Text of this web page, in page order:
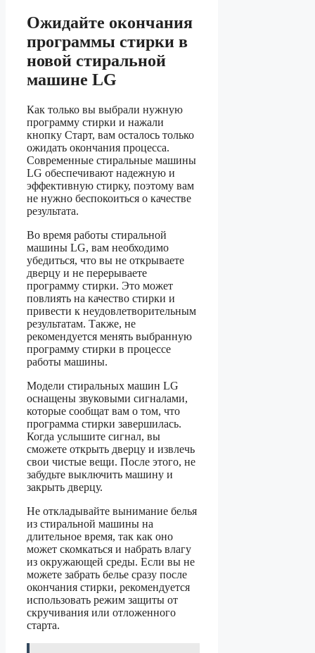
Ожидайте окончания
программы стирки в
новой стиральной
машине LG
Как только вы выбрали нужную
программу стирки и нажали
кнопку Старт, вам осталось только
ожидать окончания процесса.
Современные стиральные машины
LG обеспечивают надежную и
эффективную стирку, поэтому вам
не нужно беспокоиться о качестве
результата.
Во время работы стиральной
машины LG, вам необходимо
убедиться, что вы не открываете
дверцу и не перерываете
программу стирки. Это может
повлиять на качество стирки и
привести к неудовлетворительным
результатам. Также, не
рекомендуется менять выбранную
программу стирки в процессе
работы машины.
Модели стиральных машин LG
оснащены звуковыми сигналами,
которые сообщат вам о том, что
программа стирки завершилась.
Когда услышите сигнал, вы
сможете открыть дверцу и извлечь
свои чистые вещи. После этого, не
забудьте выключить машину и
закрыть дверцу.
Не откладывайте вынимание белья
из стиральной машины на
длительное время, так как оно
может скомкаться и набрать влагу
из окружающей среды. Если вы не
можете забрать белье сразу после
окончания стирки, рекомендуется
использовать режим защиты от
скручивания или отложенного
старта.